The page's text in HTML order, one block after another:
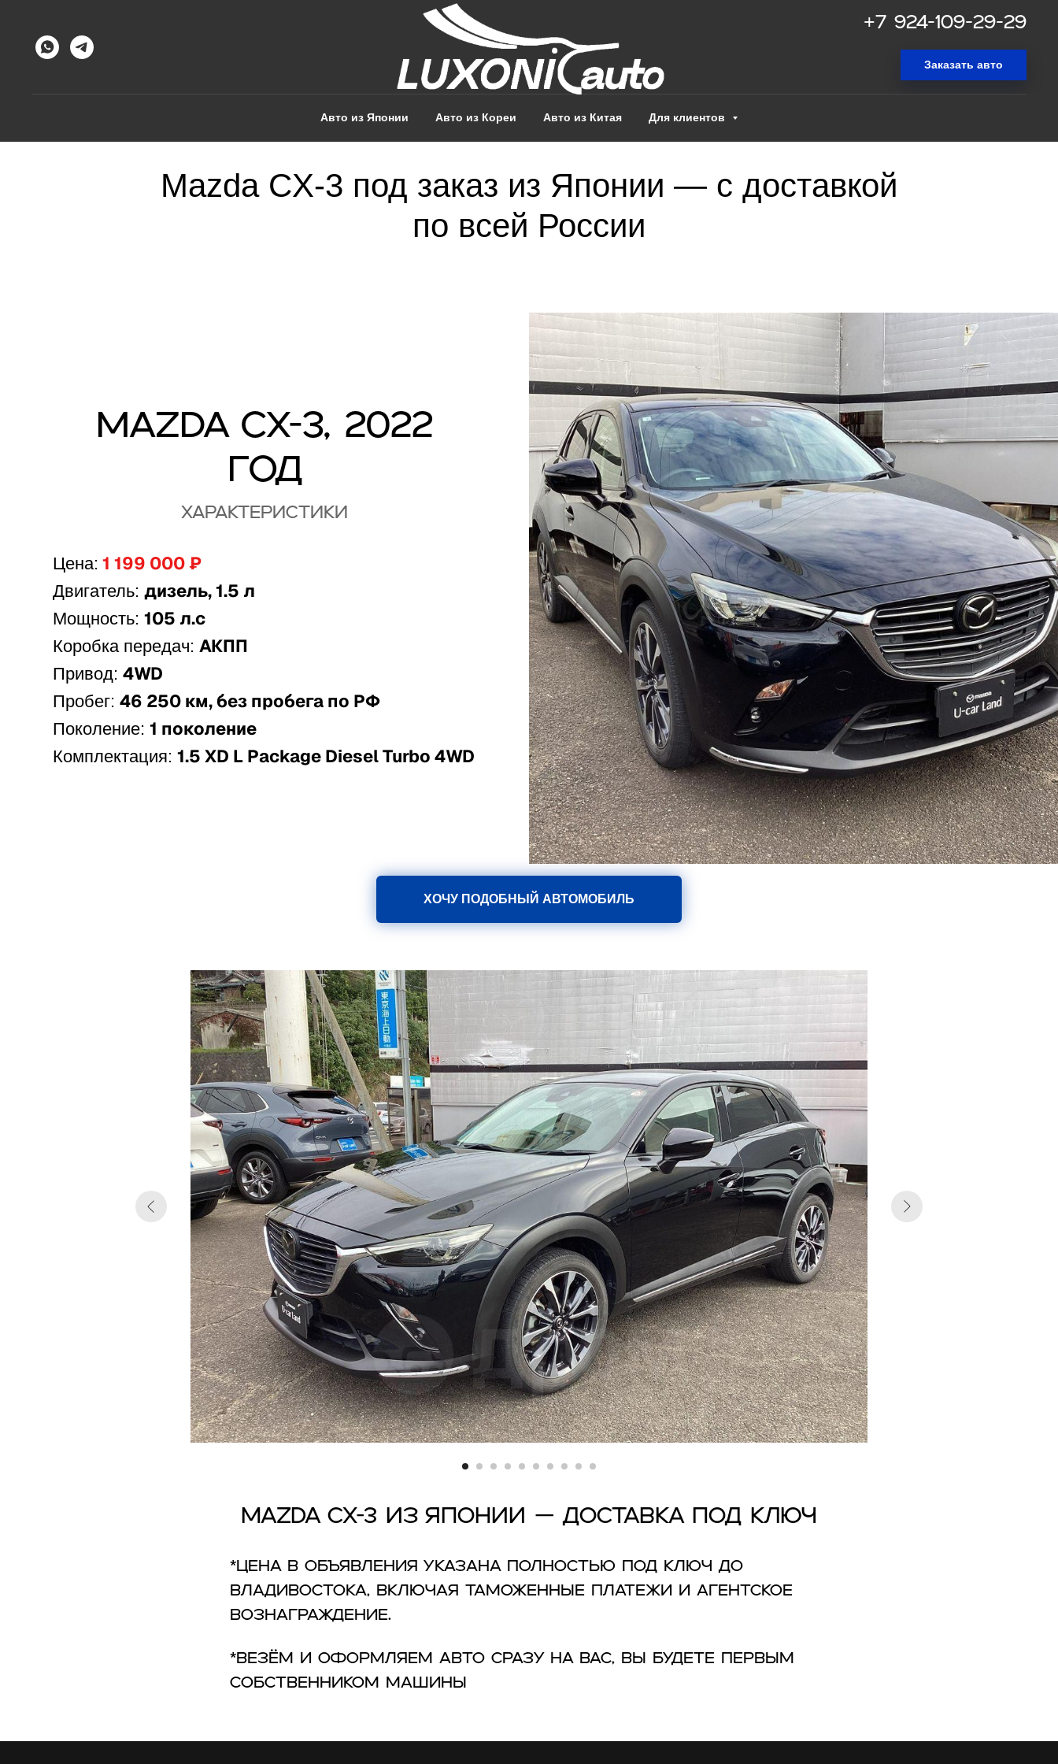
+7 924-109-29-29
Заказать авто
Авто из Японии Авто из Кореи Авто из Китая Для клиентов
Mazda CX-3 под заказ из Японии — с доставкой
по всей России
Mazda CX-3, 2022
год
Характеристики
Цена: 1 199 000 ₽
Двигатель:дизель, 1.5 л
Мощность:105 л.с
Коробка передач:АКПП
Привод:4WD
Пробег:46 250 км, без пробега по РФ
Поколение:1 поколение
Комплектация:1.5 XD L Package Diesel Turbo 4WD
ХОЧУ ПОДОБНЫЙ АВТОМОБИЛЬ
Mazda CX-3 из Японии — доставка под ключ
*Цена в объявления указана полностью под ключ до
Владивостока, включая таможенные платежи и агентское
вознаграждение.
*Везём и оформляем авто сразу на вас, вы будете первым
собственником машины